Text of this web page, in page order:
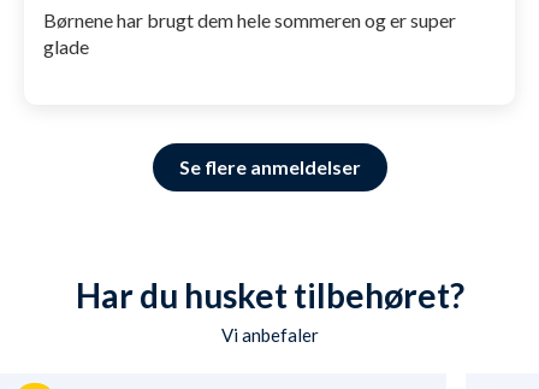
Børnene har brugt dem hele sommeren og er super
glade
Se flere anmeldelser
Har du husket tilbehøret?
Vi anbefaler